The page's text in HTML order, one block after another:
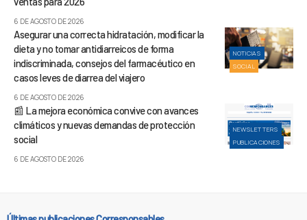
6 DE AGOSTO DE 2026
NOTICIAS
SOCIAL
Asegurar una correcta hidratación, modificar la
dieta y no tomar antidiarreicos de forma
indiscriminada, consejos del farmacéutico en
casos leves de diarrea del viajero
6 DE AGOSTO DE 2026
NEWSLETTERS
PUBLICACIONES
📰 La mejora económica convive con avances
climáticos y nuevas demandas de protección
social
6 DE AGOSTO DE 2026